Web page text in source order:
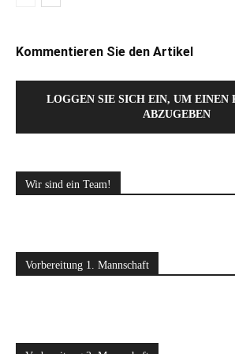
Kommentieren Sie den Artikel
LOGGEN SIE SICH EIN, UM EINEN
ABZUGEBEN
Wir sind ein Team!
Vorbereitung 1. Mannschaft